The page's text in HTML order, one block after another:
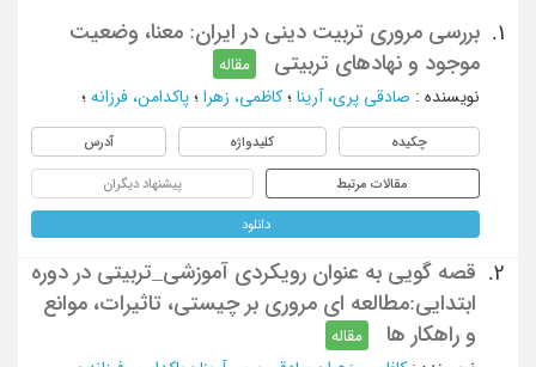
1.
بررسی مروری تربیت دینی در ایران: معنا، وضعیت
موجود و نهادهای تربیتی
مقاله
نویسنده : صادقی پری، آرینا ؛ کاظمی، زهرا ؛ پاکدامن، فرزانه ؛
چکیده کلیدواژه آدرس
مقالات مرتبط پیشنهاد دیگران
دانلود
2.
قصه گویی به عنوان رویکردی آموزشی_تربیتی در دوره
ابتدایی:مطالعه ای مروری بر چیستی، تاثیرات، موانع
و راهکار ها
مقاله